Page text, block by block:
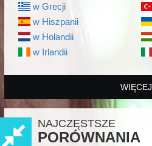
w Grecji
w Hiszpanii
w Holandii
w Irlandii
WIĘCEJ
NAJCZĘSTSZE
PORÓWNANIA